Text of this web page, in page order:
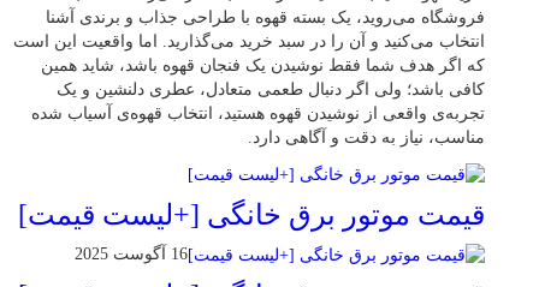
فروشگاه می‌روید، یک بسته قهوه با طراحی جذاب و برندی آشنا
انتخاب می‌کنید و آن را در سبد خرید می‌گذارید. اما واقعیت این است
که اگر هدف شما فقط نوشیدن یک فنجان قهوه باشد، شاید همین
کافی باشد؛ ولی اگر دنبال طعمی متعادل، عطری دلنشین و یک
تجربه‌ی واقعی از نوشیدن قهوه هستید، انتخاب قهوه‌ی آسیاب شده
مناسب، نیاز به دقت و آگاهی دارد.
قیمت موتور برق خانگی [+لیست قیمت]
16 آگوست 2025